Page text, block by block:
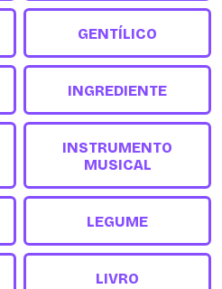
GENTÍLICO
INGREDIENTE
INSTRUMENTO
MUSICAL
LEGUME
LIVRO